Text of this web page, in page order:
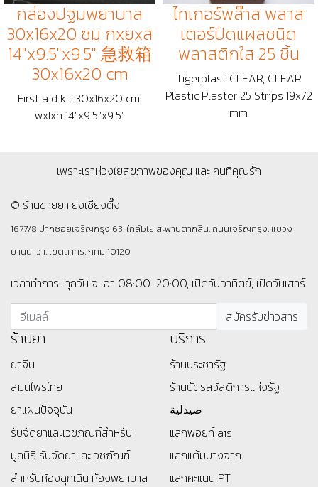
กล่องปฐมพยาบาล
30x16x20 ซม กxยxส
14"x9.5"x9.5" 急救箱
30x16x20 cm
First aid kit 30x16x20 cm,
wxlxh 14"x9.5"x9.5"
ไทเกอร์พล๊าส พลาส
เตอร์ปิดแผลชนิด
พลาสติกใส 25 ชิ้น
Tigerplast CLEAR, CLEAR
Plastic Plaster 25 Strips 19x72
mm
เพราะเราห่วงใยสุขภาพของคุณ และ คนที่คุณรัก
© ร้านขายยา ย่งเชียงตึ๊ง
1677/8 ปากซอยเจริญกรุง 63, ใกล้bts สะพานตากสิน, ถนนเจริญกรุง, แขวง
ยานนาวา, เขตสาทร, กทม 10120
เวลาทำการ: ทุกวัน จ-อา 08:00-20:00, เปิดวันอาทิตย์, เปิดวันเสาร์
ร้านยา
ยาจีน
สมุนไพรไทย
ยาแผนปัจจุบัน
รับจัดยาและเวชภัณฑ์สำหรับ
มูลนิธิ รับจัดยาและเวชภัณฑ์
สำหรับห้องฉุกเฉิน ห้องพยาบาล
บริการ
ร้านประชารัฐ
ร้านบัตรสว้สดิการแห่งรัฐ
صيدلية
แลกพอยท์ ais
แลกแต้มบางจาก
แลกคะแนน PT